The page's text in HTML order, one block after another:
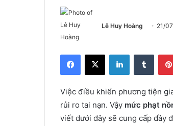
Lê Huy Hoàng 21/
Facebook
X LinkedIn
Việc điều khiển phương tiện
rủi ro tai nạn. Vậy mức phạt
viết dưới đây sẽ cung cấp đầy